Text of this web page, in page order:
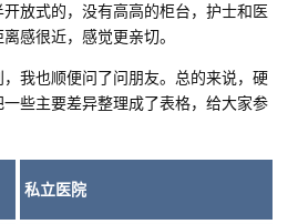
放式的，没有高高的柜台，护士和医
感很近，感觉更亲切。
我也顺便问了问朋友。总的来说，硬
些主要差异整理成了表格，给大家参
私立医院